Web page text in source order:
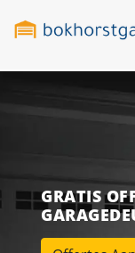
GRATIS